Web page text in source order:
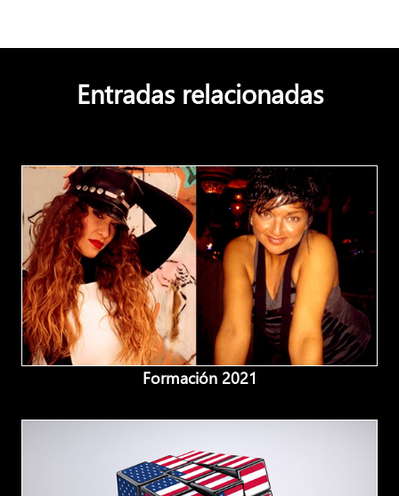
Entradas relacionadas
Formación 2021